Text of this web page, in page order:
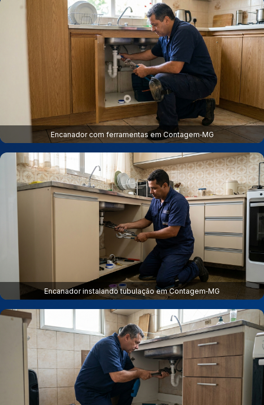
Encanador com ferramentas em Contagem‑MG
Encanador instalando tubulação em Contagem‑MG